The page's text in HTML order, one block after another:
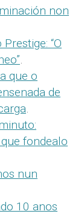
non
“O
.
que o
de
.
fondealo
nun
10 anos